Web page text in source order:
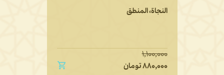
النجاة، المنطق
۱,۱۰۰,۰۰۰
۸۸۰,۰۰۰تومان